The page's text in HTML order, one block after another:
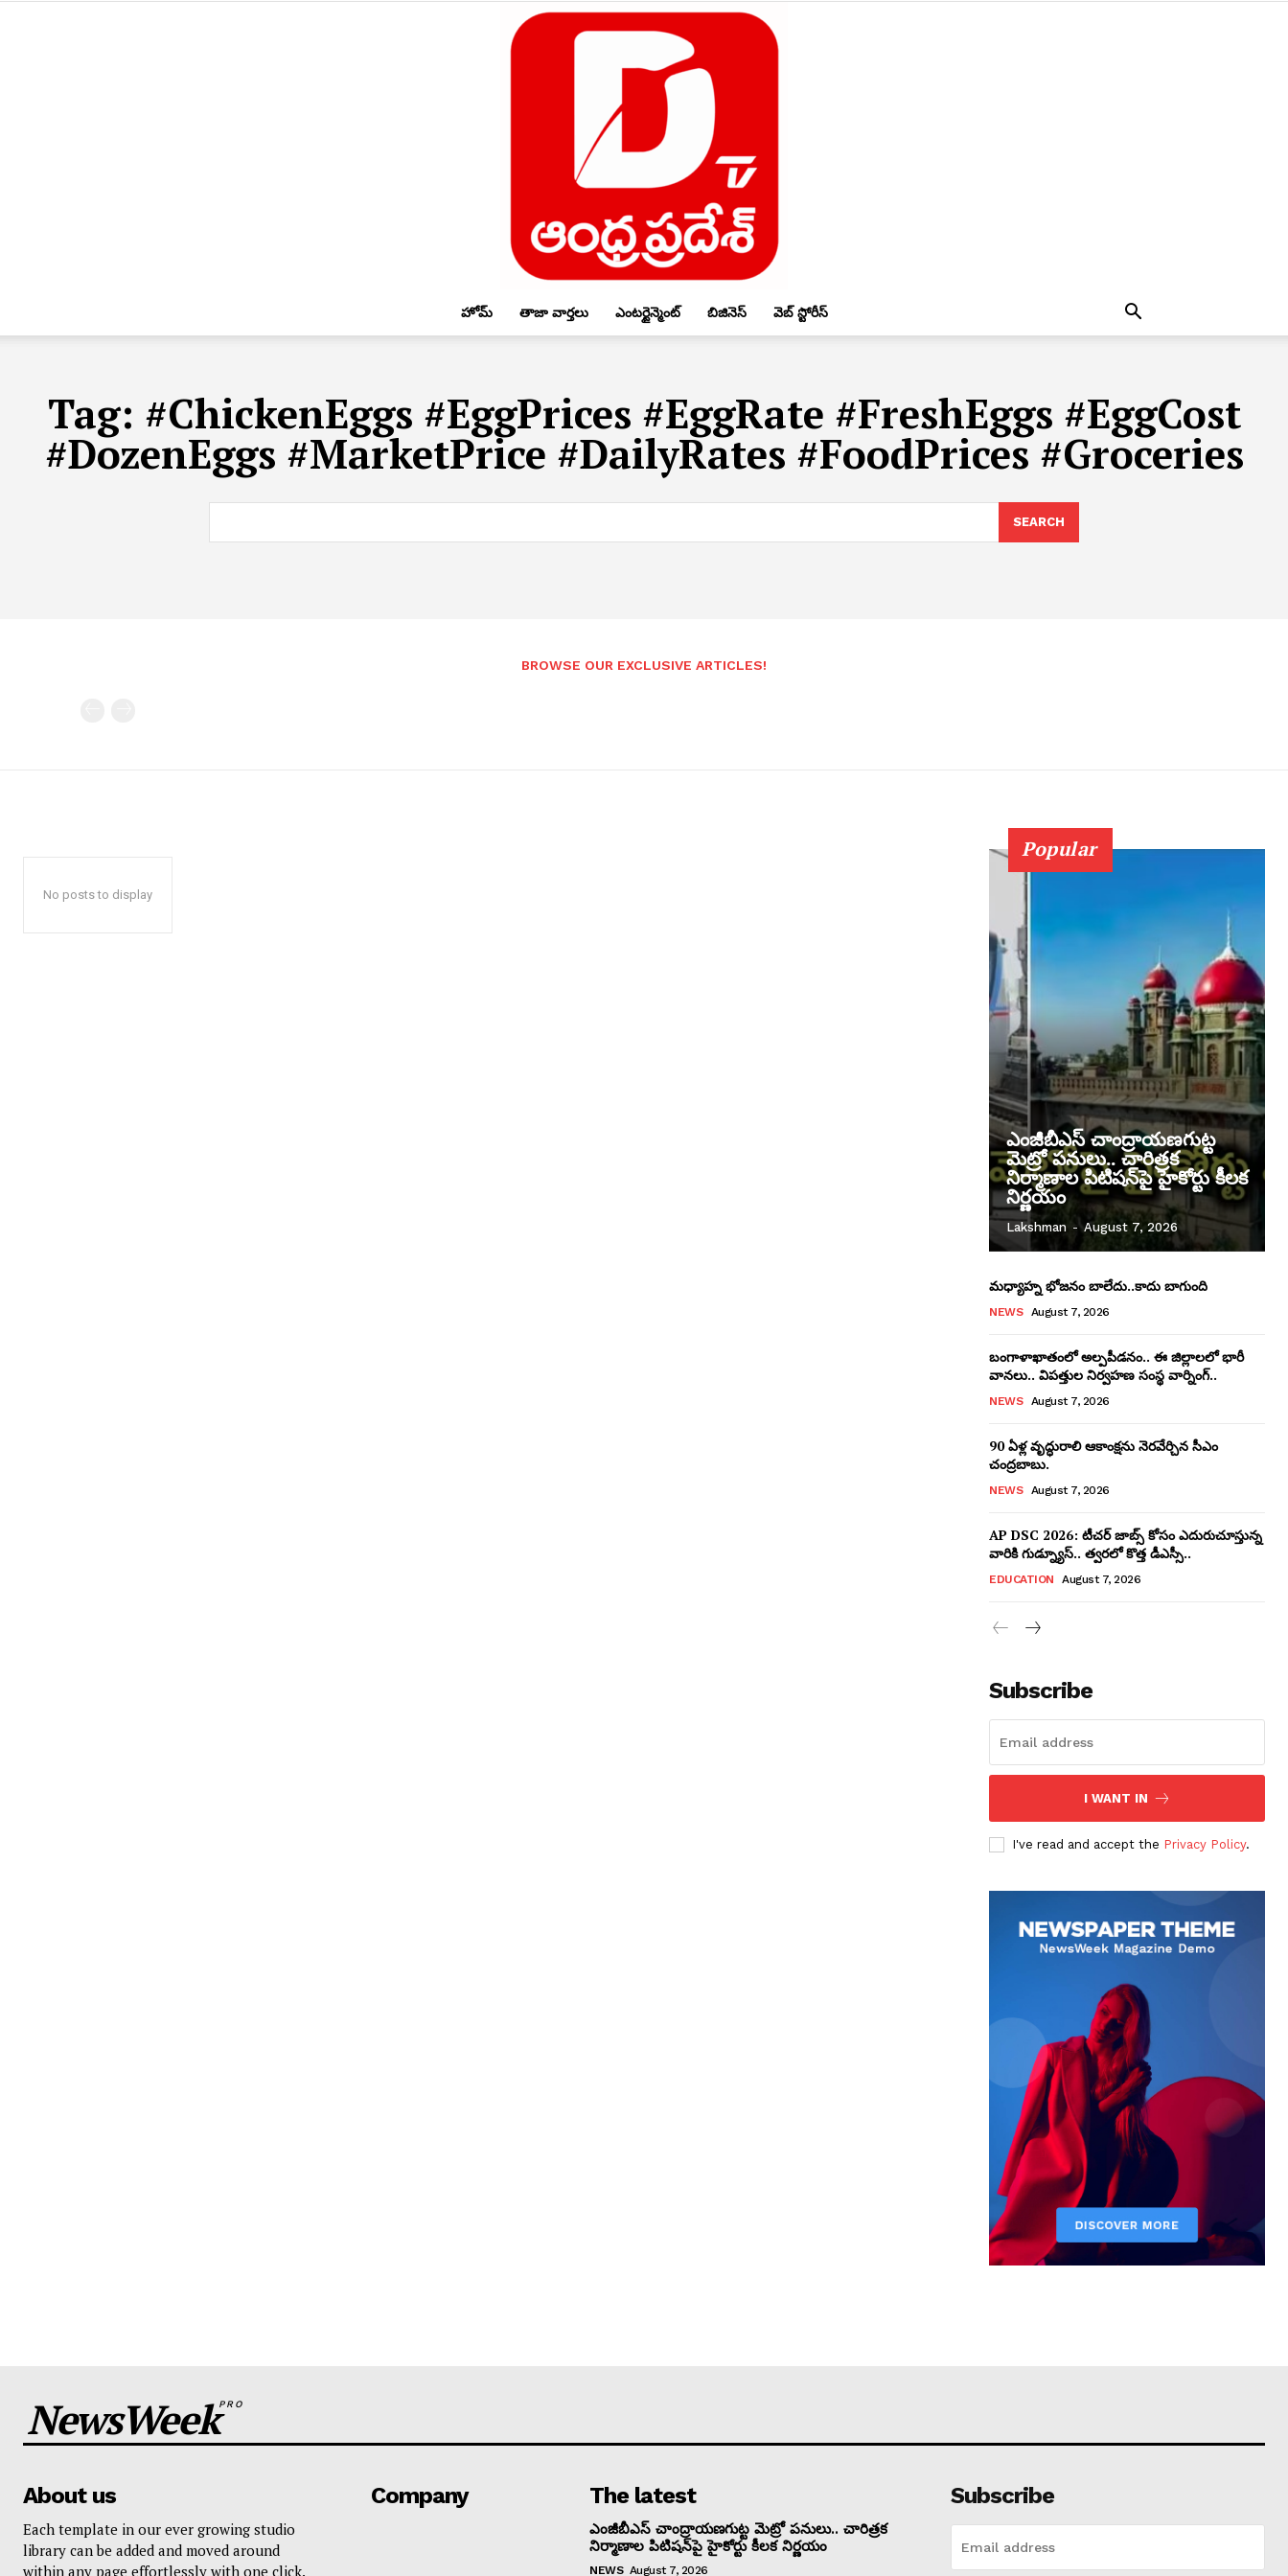
Andhrapradesh
హోమ్ తాజా వార్తలు ఎంటర్టైన్మెంట్ బిజినెస్ వెబ్ స్టోరీస్
Tag: #ChickenEggs #EggPrices #EggRate #FreshEggs #EggCost
#DozenEggs #MarketPrice #DailyRates #FoodPrices #Groceries
SEARCH
BROWSE OUR EXCLUSIVE ARTICLES!
No posts to display
Popular
ఎంజీబీఎస్ చాంద్రాయణగుట్ట
మెట్రో పనులు.. చారిత్రక
నిర్మాణాల పిటిషన్‌పై హైకోర్టు కీలక
నిర్ణయం
Lakshman - August 7, 2026
మధ్యాహ్న భోజనం బాలేదు..కాదు బాగుంది
NEWS August 7, 2026
బంగాళాఖాతంలో అల్పపీడనం.. ఈ జిల్లాలలో భారీ
వానలు.. విపత్తుల నిర్వహణ సంస్థ వార్నింగ్..
NEWS August 7, 2026
90 ఏళ్ల వృద్ధురాలి ఆకాంక్షను నెరవేర్చిన సీఎం
చంద్రబాబు.
NEWS August 7, 2026
AP DSC 2026: టీచర్ జాబ్స్ కోసం ఎదురుచూస్తున్న
వారికి గుడ్న్యూస్.. త్వరలో కొత్త డీఎస్సీ..
EDUCATION August 7, 2026
Subscribe
I WANT IN
I've read and accept the Privacy Policy.
NewsWeekPRO
About us
Each template in our ever growing studio
library can be added and moved around
within any page effortlessly with one click.
Company The latest
ఎంజీబీఎస్ చాంద్రాయణగుట్ట మెట్రో పనులు.. చారిత్రక
నిర్మాణాల పిటిషన్‌పై హైకోర్టు కీలక నిర్ణయం
NEWS August 7, 2026
Subscribe